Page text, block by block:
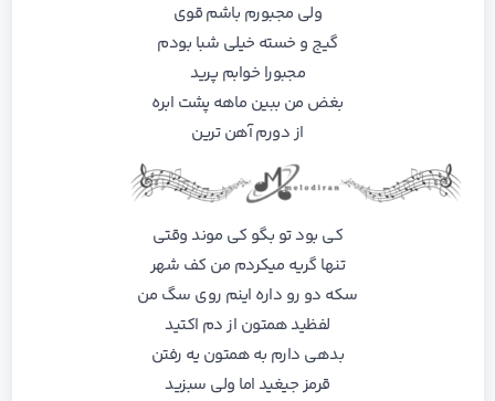
وﻟﻰ ﻣﺠﺒﻮرم ﺑﺎﺷﻢ ﻗﻮی
ﮔﻴﺞ و ﺧﺴﺘﻪ ﺧﻴﻠﻰ ﺷﺒﺎ ﺑﻮدم
ﻣﺠﺒﻮرا ﺧﻮاﺑﻢ ﭘﺮﻳﺪ
ﺑﻐﺾ ﻣﻦ ﺑﺒﻴﻦ ﻣﺎﻫﻪ ﭘﺸﺖ اﺑﺮه
از دورم آﻫﻦ ﺗﺮﻳﻦ
ﻛﻰ بود ﺗﻮ ﺑﮕﻮ ﻛﻰ ﻣﻮﻧﺪ وﻗﺘﻰ
ﺗﻨﻬﺎ ﮔﺮﻳﻪ ﻣﻴﻜﺮدم ﻣﻦ ﻛﻒ ﺷﻬﺮ
ﺳﻜﻪ دو رو داره اﻳﻨﻢ روی ﺳﮓ ﻣﻦ
ﻟﻔﻈﻴﺪ ﻫﻤﺘﻮن از دم اﻛﺘﻴﺪ
ﺑﺪﻫﻰ دارم ﺑﻪ ﻫﻤﺘﻮن ﻳﻪ رﻓﺘﻦ
ﻗﺮﻣﺰ ﺟﻴﻐﻴﺪ اﻣﺎ وﻟﻰ ﺳﺒﺰﻳﺪ